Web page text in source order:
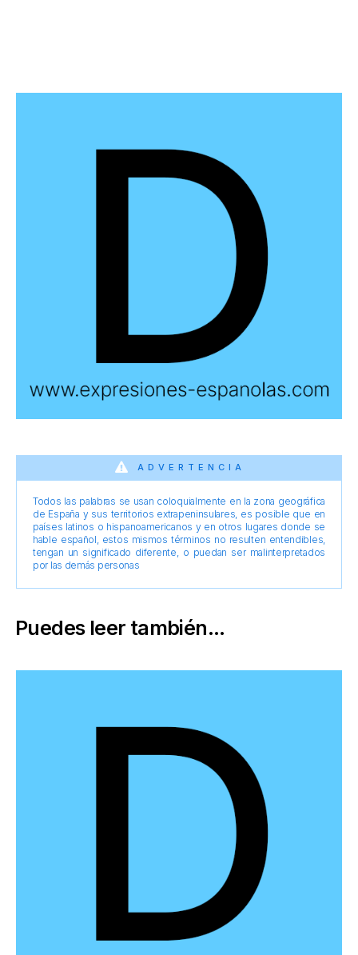
ADVERTENCIA
Todos las palabras se usan coloquialmente en la zona geográfica
de España y sus territorios extrapeninsulares, es posible que en
países latinos o hispanoamericanos y en otros lugares donde se
hable español, estos mismos términos no resulten entendibles,
tengan un significado diferente, o puedan ser malinterpretados
por las demás personas
Puedes leer también...